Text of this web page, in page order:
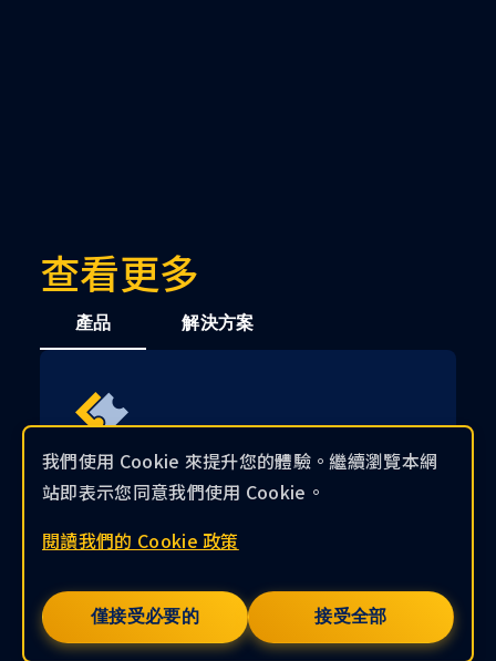
查看更多
產品 解決方案
NFT 發行工具
的價值與互動，並提升用戶忠誠度
我們使用 Cookie 來提升您的體驗。繼續瀏覽本網
站即表示您同意我們使用 Cookie。
閱讀我們的 Cookie 政策
僅接受必要的 接受全部